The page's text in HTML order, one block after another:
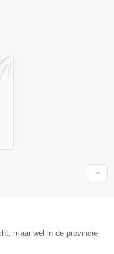
maar wel in de provincie